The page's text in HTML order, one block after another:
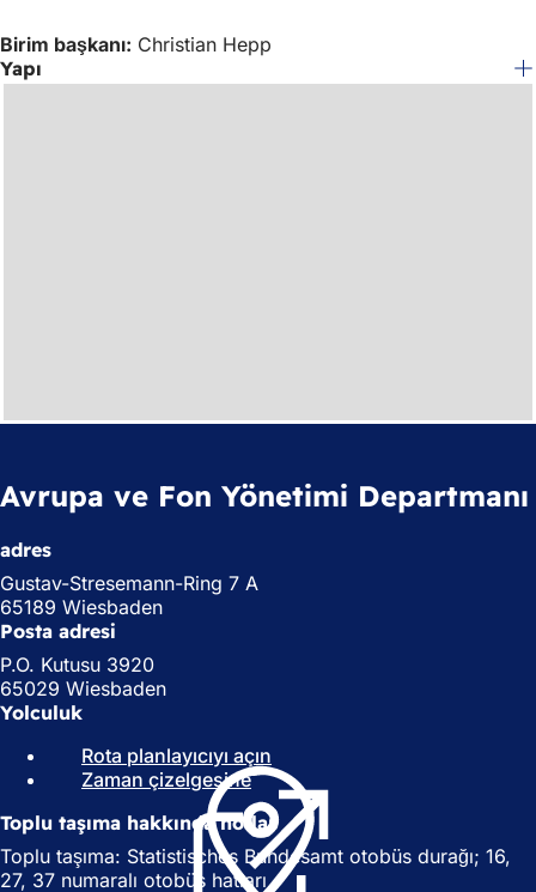
Birim başkanı: Christian Hepp
Yapı
Avrupa ve Fon Yönetimi Departmanı
adres
Gustav-Stresemann-Ring 7 A
65189 Wiesbaden
Posta adresi
P.O. Kutusu 3920
65029 Wiesbaden
Yolculuk
Rota planlayıcıyı açın
Y
e
n
i
b
Zaman çizelgesine(
Y
e
n
i
Toplu taşıma hakkında notlar
Toplu taşıma: Statistisches Bundesamt otobüs durağı; 16,
27, 37 numaralı otobüs hatları